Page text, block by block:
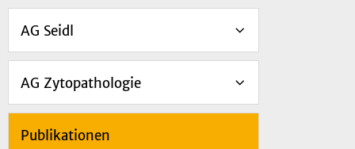
AG Seidl
AG Zytopathologie
Publikationen